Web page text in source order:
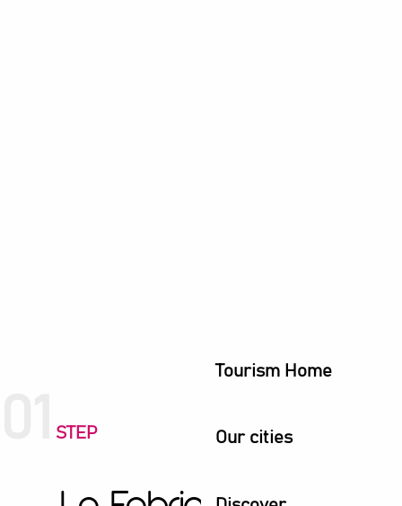
Tourism Home
Our cities
STEP